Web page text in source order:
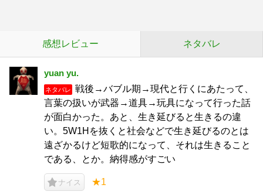
感想レビュー ネタバレ
yuan yu.
ネタバレ
戦後→バブル期→現代と行くにあたって、
言葉の扱いが武器→道具→玩具になって行った話
が面白かった。あと、生き延びると生きるの違
い。5W1Hを抜くと社会などで生き延びるのとは
遠ざかるけど短歌的になって、それは生きること
である、とか。納得感がすごい
ナイス ★1